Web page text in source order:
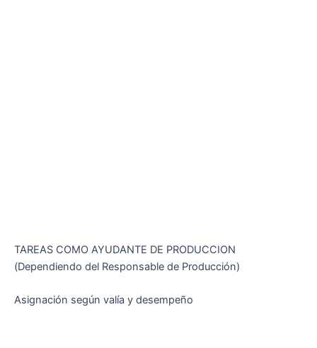
TAREAS COMO AYUDANTE DE PRODUCCION
(Dependiendo del Responsable de Producción)
Asignación según valía y desempeño